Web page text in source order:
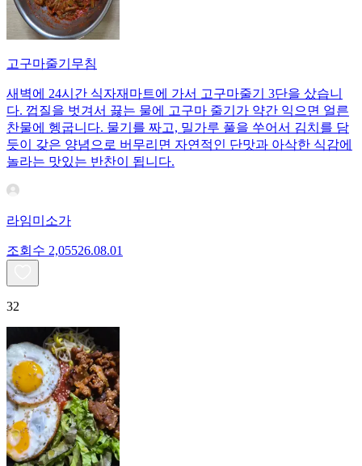
고구마줄기무침
새벽에 24시간 식자재마트에 가서 고구마줄기 3단을 샀습니
다. 껍질을 벗겨서 끓는 물에 고구마 줄기가 약간 익으면 얼른
찬물에 헹굽니다. 물기를 짜고, 밀가루 풀을 쑤어서 김치를 담
듯이 갖은 양념으로 버무리면 자연적인 단맛과 아삭한 식감에
놀라는 맛있는 반찬이 됩니다.
라임미소가
조회수 2,05526.08.01
32